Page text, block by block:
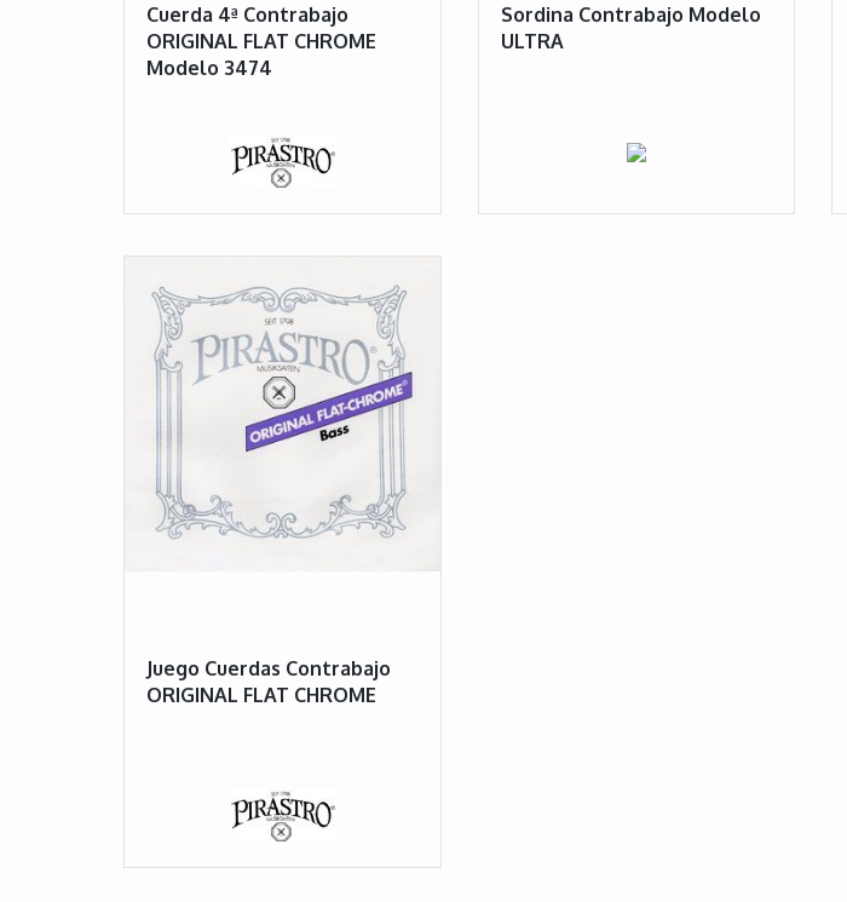
Cuerda 4ª Contrabajo
ORIGINAL FLAT CHROME
Modelo 3474
Sordina Contrabajo Modelo
ULTRA
Juego Cuerdas Contrabajo
ORIGINAL FLAT CHROME